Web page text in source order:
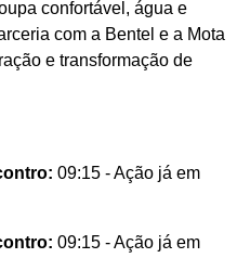
confortável, água e
com a Bentel e a Mota
e transformação de
09:15 - Ação já em
09:15 - Ação já em